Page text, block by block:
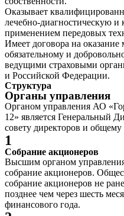
Оказывает
лечебно-диагностическую
применением передовых
Имеет договора на
обязательному и
ведущими страховыми
и Российской Федерации.
Структура
Органы управления
Органом управления АО
12» является Генеральный
совету директоров и
1
Собрание акционеров
Высшим органом
собрание акционеров.
собрание акционеров не
позднее чем через шесть
финансового года.